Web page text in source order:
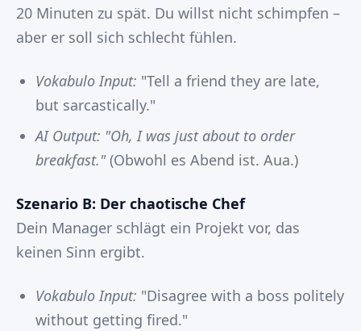
20 Minuten zu spät. Du willst nicht schimpfen –
aber er soll sich schlecht fühlen.
Vokabulo Input: "Tell a friend they are late,
but sarcastically."
AI Output: "Oh, I was just about to order
breakfast."(Obwohl es Abend ist. Aua.)
Szenario B: Der chaotische Chef
Dein Manager schlägt ein Projekt vor, das
keinen Sinn ergibt.
Vokabulo Input: "Disagree with a boss politely
without getting fired."